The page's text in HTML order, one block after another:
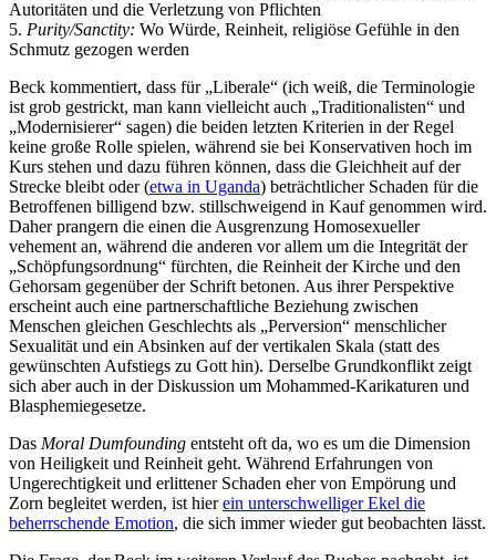
Autoritäten und die Verletzung von Pflichten
5. Purity/Sanctity: Wo Würde, Reinheit, religiöse Gefühle in den
Schmutz gezogen werden
Beck kommentiert, dass für „Liberale“ (ich weiß, die Terminologie
ist grob gestrickt, man kann vielleicht auch „Traditionalisten“ und
„Modernisierer“ sagen) die beiden letzten Kriterien in der Regel
keine große Rolle spielen, während sie bei Konservativen hoch im
Kurs stehen und dazu führen können, dass die Gleichheit auf der
Strecke bleibt oder (etwa in Uganda) beträchtlicher Schaden für die
Betroffenen billigend bzw. stillschweigend in Kauf genommen wird.
Daher prangern die einen die Ausgrenzung Homosexueller
vehement an, während die anderen vor allem um die Integrität der
„Schöpfungsordnung“ fürchten, die Reinheit der Kirche und den
Gehorsam gegenüber der Schrift betonen. Aus ihrer Perspektive
erscheint auch eine partnerschaftliche Beziehung zwischen
Menschen gleichen Geschlechts als „Perversion“ menschlicher
Sexualität und ein Absinken auf der vertikalen Skala (statt des
gewünschten Aufstiegs zu Gott hin). Derselbe Grundkonflikt zeigt
sich aber auch in der Diskussion um Mohammed-Karikaturen und
Blasphemiegesetze.
Das Moral Dumfounding entsteht oft da, wo es um die Dimension
von Heiligkeit und Reinheit geht. Während Erfahrungen von
Ungerechtigkeit und erlittener Schaden eher von Empörung und
Zorn begleitet werden, ist hierein unterschwelliger Ekel die
beherrschende Emotion, die sich immer wieder gut beobachten lässt.